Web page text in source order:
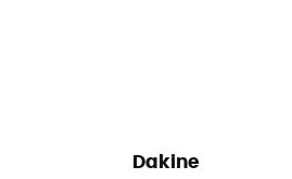
Dakine